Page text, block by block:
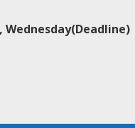
, Wednesday(Deadline)